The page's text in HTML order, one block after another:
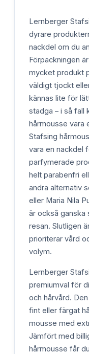
Lernberger
dyrare
nackdel om du
Förpackningen
mycket produkt
väldigt tjockt
kännas lite för
stadga – i så fall
hårmousse vara
Stafsing
vara en nackdel
parfymerade
helt parabenfri
andra alternativ
eller Maria Nila
är också ganska
resan. Slutligen
prioriterar vård
volym.
Lernberger
premiumval för
och hårvård.
fint eller färgat
mousse med
Jämfört med
hårmousse får